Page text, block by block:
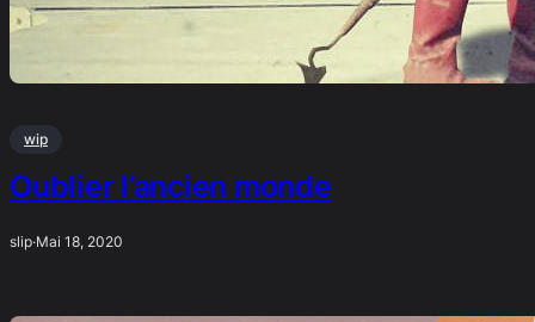
wip
Oublier l’ancien monde
slip·Mai 18, 2020